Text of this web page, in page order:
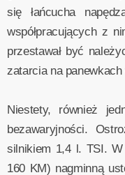
się łańcucha
współpracujących z
przestawał być
zatarcia na panewkach
Niestety, również
bezawaryjności.
silnikiem 1,4 l. TSI.
160 KM) nagminną